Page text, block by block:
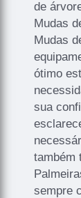
de
Mudas
Mudas
ótimo
sua
também
sempre